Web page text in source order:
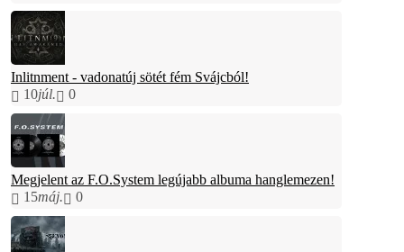
Inlitnment - vadonatúj sötét fém Svájcból!
10júl. 0
Megjelent az F.O.System legújabb albuma hanglemezen!
15máj. 0